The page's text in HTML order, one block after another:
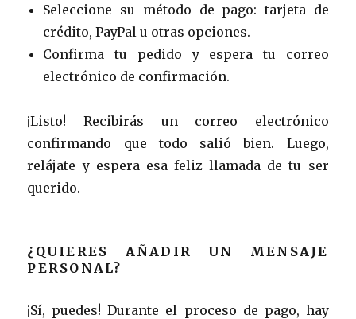
Seleccione su método de pago: tarjeta de
crédito, PayPal u otras opciones.
Confirma tu pedido y espera tu correo
electrónico de confirmación.
¡Listo! Recibirás un correo electrónico
confirmando que todo salió bien. Luego,
relájate y espera esa feliz llamada de tu ser
querido.
¿QUIERES AÑADIR UN MENSAJE
PERSONAL?
¡Sí, puedes! Durante el proceso de pago, hay